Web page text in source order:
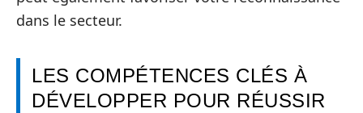
dans le secteur.
LES COMPÉTENCES CLÉS À
DÉVELOPPER POUR RÉUSSIR